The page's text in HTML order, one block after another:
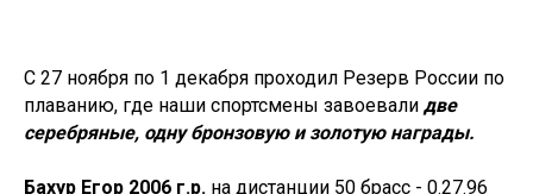
С 27 ноября по 1 декабря проходил Резерв России по
плаванию, где наши спортсмены завоевали две
серебряные, одну бронзовую и золотую награды.
Бахур Егор 2006 г.р. на дистанции 50 брасс - 0.27.96